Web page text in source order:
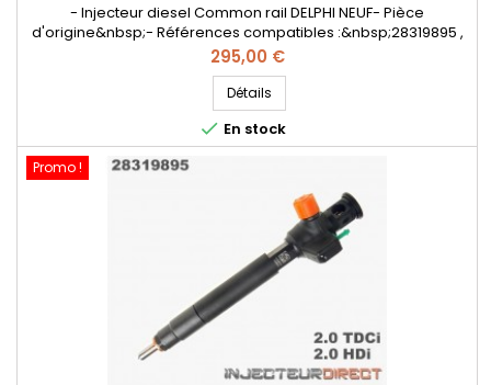
- Injecteur diesel Common rail DELPHI NEUF- Pièce
d'origine&nbsp;- Références compatibles :&nbsp;28319895 ,
28388960 , 28602948 , 9674984080 , HRD360 , 228630716 ,
187O361 , DS7Q 9F593 BA , 1870361 ,&nbsp;DS7Q-9F593-BA-
Pour motorisation Peugeot Citroen PSA 2.0 HDi et Ford
2.0TDCi&nbsp; Pièce d'origine&nbsp; &nbsp;&nbsp;
Prix
295,00 €
Détails
 En stock
Promo !